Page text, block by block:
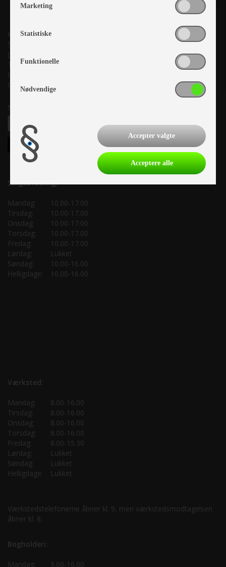
Kronjyllands Camping Center A/S
Suderholmen 10, 8960 Randers SØ
(Lige ud til Grenåvej)
Tlf. +45 87 10 98 70
Info@as-kcc.dk
CVR: 33 38 77 33
Samtykke til nyhedsbrev
Salgsafdeling:
Mandag:
10.00-17.00
Tirsdag:
10.00-17.00
Onsdag:
10.00-17.00
Torsdag:
10.00-17.00
Fredag:
10.00-17.00
Lørdag:
Lukket
Søndag:
10.00-16.00
Helligdage:
10.00-16.00
Værksted:
Mandag:
8.00-16.00
Tirsdag:
8.00-16.00
Onsdag:
8.00-16.00
Torsdag:
8.00-16.00
Fredag:
8.00-15.30
Lørdag:
Lukket
Søndag:
Lukket
Helligdage:
Lukket
Værkstedstelefonerne åbner kl. 9, men værkstedsmodtagelsen
åbner kl. 8.
Bogholderi:
Mandag: 9.00-16.00
Marketing
Statistiske
Funktionelle
Nødvendige
Accepter valgte
Acceptere alle